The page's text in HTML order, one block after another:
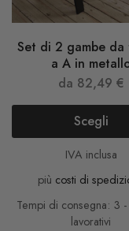
Set di 2 gambe
a A in
da 82,49 €
Scegli
IVA inclusa
più costi di
Tempi di consegna: 3
lavorativi